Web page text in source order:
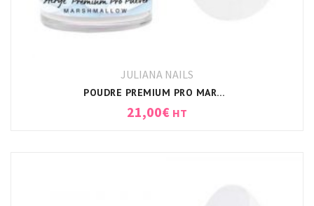
JULIANA NAILS
POUDRE PREMIUM PRO MARSHMALLOW JULIANA NAILS
21,00€ HT